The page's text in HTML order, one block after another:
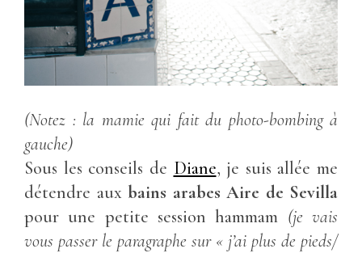
(Notez : la mamie qui fait du photo-bombing à
gauche)
Sous les conseils de Diane, je suis allée me
détendre aux bains arabes Aire de Sevilla
pour une petite session hammam (je vais
vous passer le paragraphe sur « j’ai plus de pieds/